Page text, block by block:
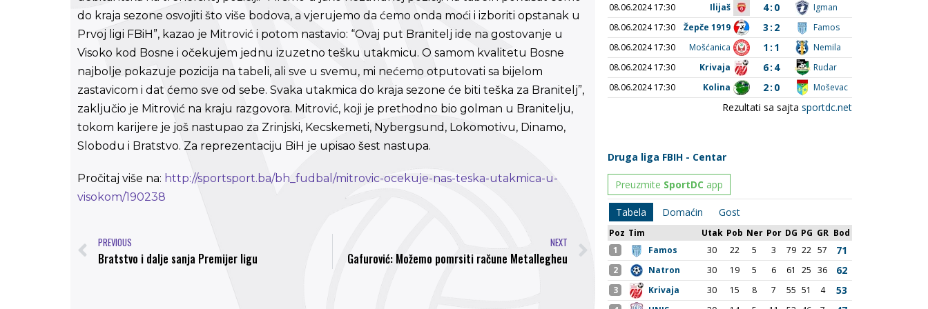
do kraja sezone osvojiti što više bodova, a vjerujemo da ćemo onda moći i izboriti opstanak u
Prvoj ligi FBiH”, kazao je Mitrović i potom nastavio: “Ovaj put Branitelj ide na gostovanje u
Visoko kod Bosne i očekujem jednu izuzetno tešku utakmicu. O samom kvalitetu Bosne
najbolje pokazuje pozicija na tabeli, ali sve u svemu, mi nećemo otputovati sa bijelom
zastavicom i dat ćemo sve od sebe. Svaka utakmica do kraja sezone će biti teška za Branitelj”,
zaključio je Mitrović na kraju razgovora. Mitrović, koji je prethodno bio golman u Branitelju,
tokom karijere je još nastupao za Zrinjski, Kecskemeti, Nybergsund, Lokomotivu, Dinamo,
Slobodu i Bratstvo. Za reprezentaciju BiH je upisao šest nastupa.
Pročitaj više na: http://sportsport.ba/bh_fudbal/mitrovic-ocekuje-nas-teska-utakmica-u-
visokom/190238
PREVIOUS
Bratstvo i dalje sanja Premijer ligu
NEXT
Gafurović: Možemo pomrsiti račune Metallegheu